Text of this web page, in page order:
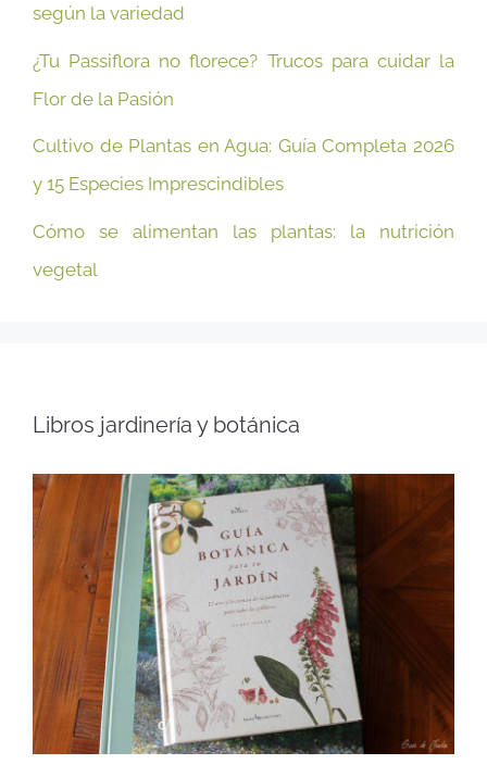
según la variedad
¿Tu Passiflora no florece? Trucos para cuidar la
Flor de la Pasión
Cultivo de Plantas en Agua: Guía Completa 2026
y 15 Especies Imprescindibles
Cómo se alimentan las plantas: la nutrición
vegetal
Libros jardinería y botánica